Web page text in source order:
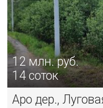
12млн. руб.
14 соток
Аро дер.,